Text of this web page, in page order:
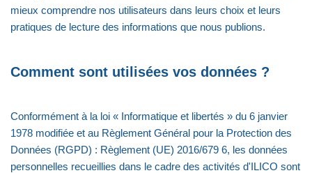
mieux comprendre nos utilisateurs dans leurs choix et leurs
pratiques de lecture des informations que nous publions.
Comment sont utilisées vos données ?
Conformément à la loi « Informatique et libertés » du 6 janvier
1978 modifiée et au Règlement Général pour la Protection des
Données (RGPD) : Règlement (UE) 2016/679 6, les données
personnelles recueillies dans le cadre des activités d'ILICO sont